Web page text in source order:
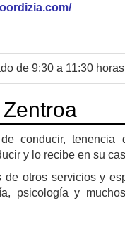
de 9:30 a 11:30
conducir,
y lo recibe en su
de otros servicios y
psicología y